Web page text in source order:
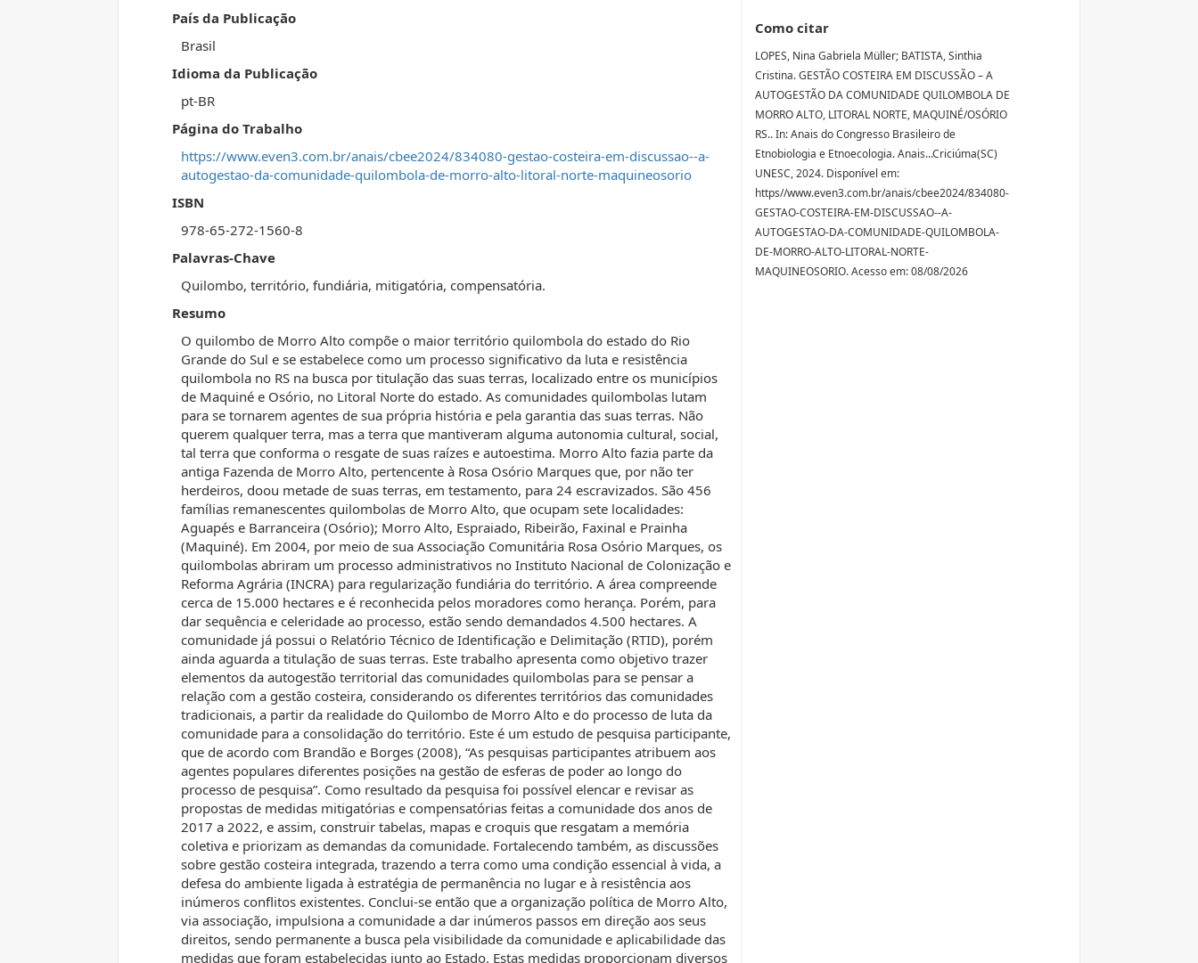
País da Publicação
Brasil
Idioma da Publicação
pt-BR
Página do Trabalho
https://www.even3.com.br/anais/cbee2024/834080-gestao-costeira-em-discussao--a-
autogestao-da-comunidade-quilombola-de-morro-alto-litoral-norte-maquineosorio
ISBN
978-65-272-1560-8
Palavras-Chave
Quilombo, território, fundiária, mitigatória, compensatória.
Resumo
O quilombo de Morro Alto compõe o maior território quilombola do estado do Rio
Grande do Sul e se estabelece como um processo significativo da luta e resistência
quilombola no RS na busca por titulação das suas terras, localizado entre os municípios
de Maquiné e Osório, no Litoral Norte do estado. As comunidades quilombolas lutam
para se tornarem agentes de sua própria história e pela garantia das suas terras. Não
querem qualquer terra, mas a terra que mantiveram alguma autonomia cultural, social,
tal terra que conforma o resgate de suas raízes e autoestima. Morro Alto fazia parte da
antiga Fazenda de Morro Alto, pertencente à Rosa Osório Marques que, por não ter
herdeiros, doou metade de suas terras, em testamento, para 24 escravizados. São 456
famílias remanescentes quilombolas de Morro Alto, que ocupam sete localidades:
Aguapés e Barranceira (Osório); Morro Alto, Espraiado, Ribeirão, Faxinal e Prainha
(Maquiné). Em 2004, por meio de sua Associação Comunitária Rosa Osório Marques, os
quilombolas abriram um processo administrativos no Instituto Nacional de Colonização e
Reforma Agrária (INCRA) para regularização fundiária do território. A área compreende
cerca de 15.000 hectares e é reconhecida pelos moradores como herança. Porém, para
dar sequência e celeridade ao processo, estão sendo demandados 4.500 hectares. A
comunidade já possui o Relatório Técnico de Identificação e Delimitação (RTID), porém
ainda aguarda a titulação de suas terras. Este trabalho apresenta como objetivo trazer
elementos da autogestão territorial das comunidades quilombolas para se pensar a
relação com a gestão costeira, considerando os diferentes territórios das comunidades
tradicionais, a partir da realidade do Quilombo de Morro Alto e do processo de luta da
comunidade para a consolidação do território. Este é um estudo de pesquisa participante,
que de acordo com Brandão e Borges (2008), “As pesquisas participantes atribuem aos
agentes populares diferentes posições na gestão de esferas de poder ao longo do
processo de pesquisa”. Como resultado da pesquisa foi possível elencar e revisar as
propostas de medidas mitigatórias e compensatórias feitas a comunidade dos anos de
2017 a 2022, e assim, construir tabelas, mapas e croquis que resgatam a memória
coletiva e priorizam as demandas da comunidade. Fortalecendo também, as discussões
sobre gestão costeira integrada, trazendo a terra como uma condição essencial à vida, a
defesa do ambiente ligada à estratégia de permanência no lugar e à resistência aos
inúmeros conflitos existentes. Conclui-se então que a organização política de Morro Alto,
via associação, impulsiona a comunidade a dar inúmeros passos em direção aos seus
direitos, sendo permanente a busca pela visibilidade da comunidade e aplicabilidade das
medidas que foram estabelecidas junto ao Estado. Estas medidas proporcionam diversos
Como citar
LOPES, Nina Gabriela Müller; BATISTA, Sinthia
Cristina. GESTÃO COSTEIRA EM DISCUSSÃO – A
AUTOGESTÃO DA COMUNIDADE QUILOMBOLA DE
MORRO ALTO, LITORAL NORTE, MAQUINÉ/OSÓRIO
RS.. In: Anais do Congresso Brasileiro de
Etnobiologia e Etnoecologia. Anais...Criciúma(SC)
UNESC, 2024. Disponível em:
https//www.even3.com.br/anais/cbee2024/834080-
GESTAO-COSTEIRA-EM-DISCUSSAO--A-
AUTOGESTAO-DA-COMUNIDADE-QUILOMBOLA-
DE-MORRO-ALTO-LITORAL-NORTE-
MAQUINEOSORIO. Acesso em: 08/08/2026